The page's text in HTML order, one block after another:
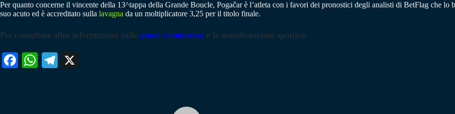
Per quanto concerne il vincente della 13^tappa della Grande Boucle, Pogačar è l’atleta con i favori dei pronostici degli analisti di BetFlag che lo
suo acuto ed è accreditato sulla lavagna da un moltiplicatore 3,25 per il titolo finale.
Per consultare altre informazioni sulle quote scommesse e le manifestazioni sportive.
Fa W
Te